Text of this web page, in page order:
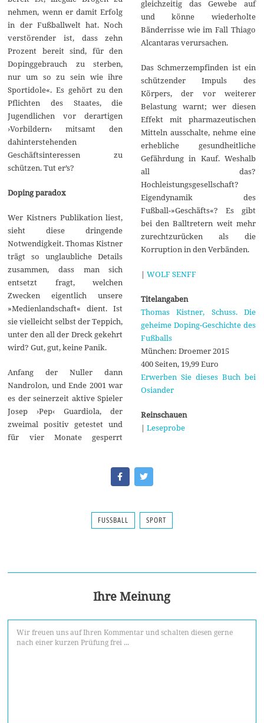
nehmen, wenn er damit Erfolg
in der Fußballwelt hat. Noch
verstörender ist, dass zehn
Prozent bereit sind, für den
Dopinggebrauch zu sterben,
nur um so zu sein wie ihre
Sportidole«. Es gehört zu den
Pflichten des Staates, die
Jugendlichen vor derartigen
›Vorbildern‹ mitsamt den
dahinterstehenden
Geschäftsinteressen zu
schützen. Tut er’s?
Doping paradox
Wer Kistners Publikation liest,
sieht diese dringende
Notwendigkeit. Thomas Kistner
trägt so unglaubliche Details
zusammen, dass man sich
entsetzt fragt, welchen
Zwecken eigentlich unsere
»Medienlandschaft« dient. Ist
sie vielleicht selbst der Teppich,
unter den all der Dreck gekehrt
wird? Gut, gut, keine Panik.
Anfang der Nuller dann
Nandrolon, und Ende 2001 war
es der seinerzeit aktive Spieler
Josep ›Pep‹ Guardiola, der
zweimal positiv getestet und
für vier Monate gesperrt
gleichzeitig das Gewebe auf
und könne wiederholte
Bänderrisse wie im Fall Thiago
Alcantaras verursachen.
Das Schmerzempfinden ist ein
schützender Impuls des
Körpers, der vor weiterer
Belastung warnt; wer diesen
Effekt mit pharmazeutischen
Mitteln ausschalte, nehme eine
erhebliche gesundheitliche
Gefährdung in Kauf. Weshalb
all das?
Hochleistungsgesellschaft?
Eigendynamik des
Fußball-»Geschäfts«? Es gibt
bei den Balltretern weit mehr
zurechtzurücken als die
Korruption in den Verbänden.
| WOLF SENFF
Titelangaben
Thomas Kistner, Schuss. Die
geheime Doping-Geschichte des
Fußballs
München: Droemer 2015
400 Seiten, 19,99 Euro
Erwerben Sie dieses Buch bei
Osiander
Reinschauen
| Leseprobe
FUSSBALL SPORT
Ihre Meinung